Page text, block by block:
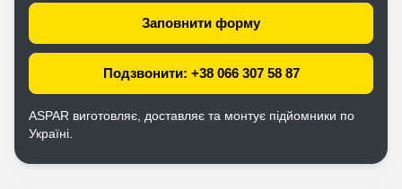
Заповнити форму
Подзвонити: +38 066 307 58 87
ASPAR виготовляє, доставляє та монтує підйомники по
Україні.